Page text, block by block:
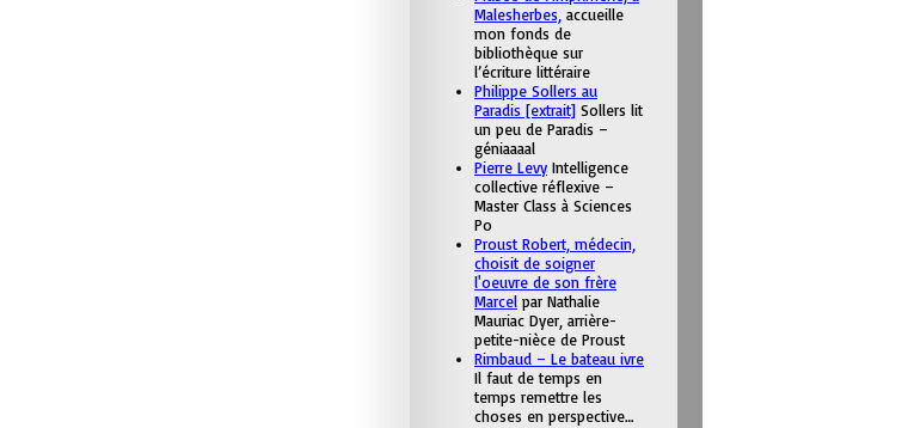
Malesherbes, accueille
mon fonds de
bibliothèque sur
l’écriture littéraire
Philippe Sollers au
Paradis [extrait] Sollers lit
un peu de Paradis –
géniaaaal
Pierre Levy Intelligence
collective réflexive –
Master Class à Sciences
Po
Proust Robert, médecin,
choisit de soigner
l'oeuvre de son frère
Marcel par Nathalie
Mauriac Dyer, arrière-
petite-nièce de Proust
Rimbaud – Le bateau ivre
Il faut de temps en
temps remettre les
choses en perspective…